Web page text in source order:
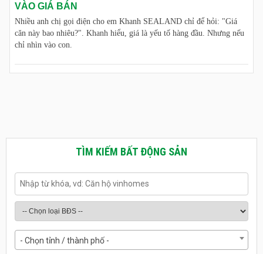
VÀO GIÁ BÁN
Nhiều anh chị gọi điện cho em Khanh SEALAND chỉ để hỏi: "Giá
căn này bao nhiêu?". Khanh hiểu, giá là yếu tố hàng đầu. Nhưng nếu
chỉ nhìn vào con.
TÌM KIẾM BẤT ĐỘNG SẢN
- Chọn tỉnh / thành phố -